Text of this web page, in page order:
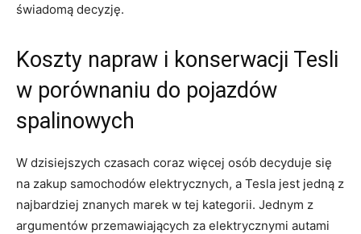
świadomą decyzję.
Koszty napraw ⁤i‌ konserwacji Tesli
w porównaniu do pojazdów
spalinowych
W dzisiejszych czasach coraz⁢ więcej osób decyduje się
na zakup samochodów elektrycznych, a Tesla jest jedną z
najbardziej znanych marek w tej kategorii. Jednym z
argumentów przemawiających⁣ za elektrycznymi autami